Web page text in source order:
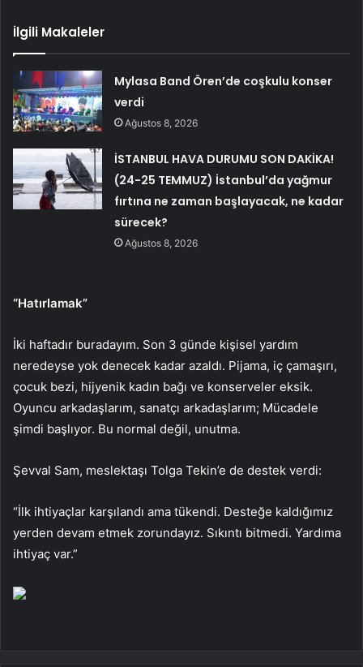
İlgili Makaleler
Mylasa Band Ören’de coşkulu konser
verdi
Ağustos 8, 2026
İSTANBUL HAVA DURUMU SON DAKİKA!
(24-25 TEMMUZ) İstanbul’da yağmur
fırtına ne zaman başlayacak, ne kadar
sürecek?
Ağustos 8, 2026
“Hatırlamak”
İki haftadır buradayım. Son 3 günde kişisel yardım
neredeyse yok denecek kadar azaldı. Pijama, iç çamaşırı,
çocuk bezi, hijyenik kadın bağı ve konserveler eksik.
Oyuncu arkadaşlarım, sanatçı arkadaşlarım; Mücadele
şimdi başlıyor. Bu normal değil, unutma.
Şevval Sam, meslektaşı Tolga Tekin’e de destek verdi:
“İlk ihtiyaçlar karşılandı ama tükendi. Desteğe kaldığımız
yerden devam etmek zorundayız. Sıkıntı bitmedi. Yardıma
ihtiyaç var.”